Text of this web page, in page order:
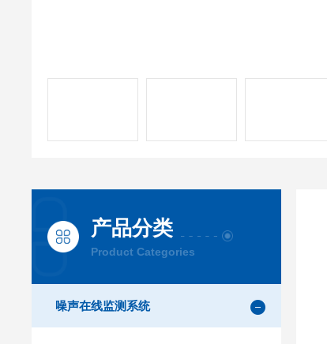
产品分类
Product Categories
噪声在线监测系统